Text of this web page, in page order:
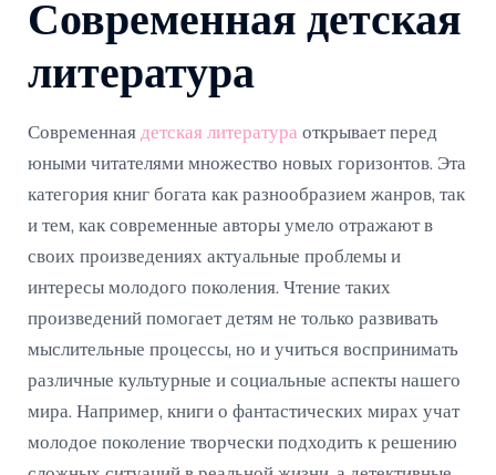
Современная детская
литература
Современная детская литература открывает перед
юными читателями множество новых горизонтов. Эта
категория книг богата как разнообразием жанров, так
и тем, как современные авторы умело отражают в
своих произведениях актуальные проблемы и
интересы молодого поколения. Чтение таких
произведений помогает детям не только развивать
мыслительные процессы, но и учиться воспринимать
различные культурные и социальные аспекты нашего
мира. Например, книги о фантастических мирах учат
молодое поколение творчески подходить к решению